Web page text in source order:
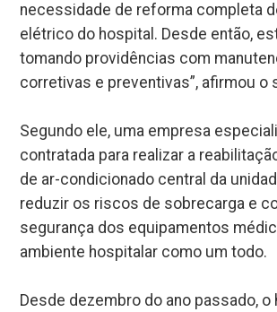
necessidade de reforma completa
elétrico do hospital. Desde então,
tomando providências com
corretivas e preventivas”, afirmou o
Segundo ele, uma empresa
contratada para realizar a
de ar-condicionado central da
reduzir os riscos de sobrecarga e
segurança dos equipamentos
ambiente hospitalar como um todo.
Desde dezembro do ano passado, o